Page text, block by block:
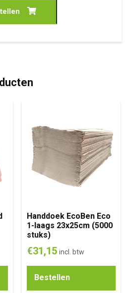
Handdoek EcoBen Eco
1-laags 23x25cm (5000
stuks)
€31,15 incl. btw
Bestellen